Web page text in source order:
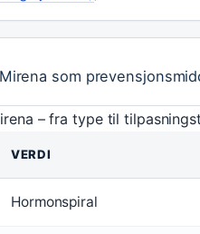
som
– fra type til
VERDI
Hormonspiral